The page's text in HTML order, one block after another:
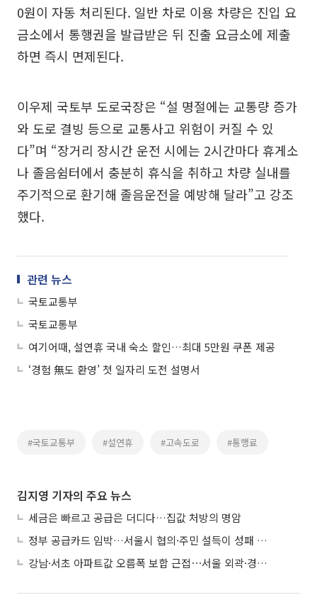
0원이 자동 처리된다. 일반 차로 이용 차량은 진입 요
금소에서 통행권을 발급받은 뒤 진출 요금소에 제출
하면 즉시 면제된다.
이우제 국토부 도로국장은 “설 명절에는 교통량 증가
와 도로 결빙 등으로 교통사고 위험이 커질 수 있
다”며 “장거리 장시간 운전 시에는 2시간마다 휴게소
나 졸음쉼터에서 충분히 휴식을 취하고 차량 실내를
주기적으로 환기해 졸음운전을 예방해 달라”고 강조
했다.
관련 뉴스
국토교통부
국토교통부
여기어때, 설연휴 국내 숙소 할인…최대 5만원 쿠폰 제공
‘경험 無도 환영’ 첫 일자리 도전 설명서
#국토교통부 #설연휴 #고속도로 #통행료
김지영 기자의 주요 뉴스
세금은 빠르고 공급은 더디다…집값 처방의 명암
정부 공급카드 임박…서울시 협의·주민 설득이 성패 가른다
강남·서초 아파트값 오름폭 보합 근접⋯서울 외곽·경기 남부 중심 매수세